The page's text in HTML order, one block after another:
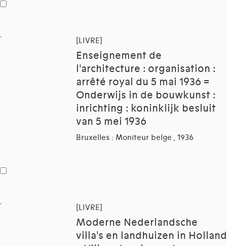
[LIVRE]
Enseignement de
l'architecture : organisation :
arrêté royal du 5 mai 1936 =
Onderwijs in de bouwkunst :
inrichting : koninklijk besluit
van 5 mei 1936
Bruxelles : Moniteur belge , 1936
[LIVRE]
Moderne Nederlandsche
villa's en landhuizen in Holland